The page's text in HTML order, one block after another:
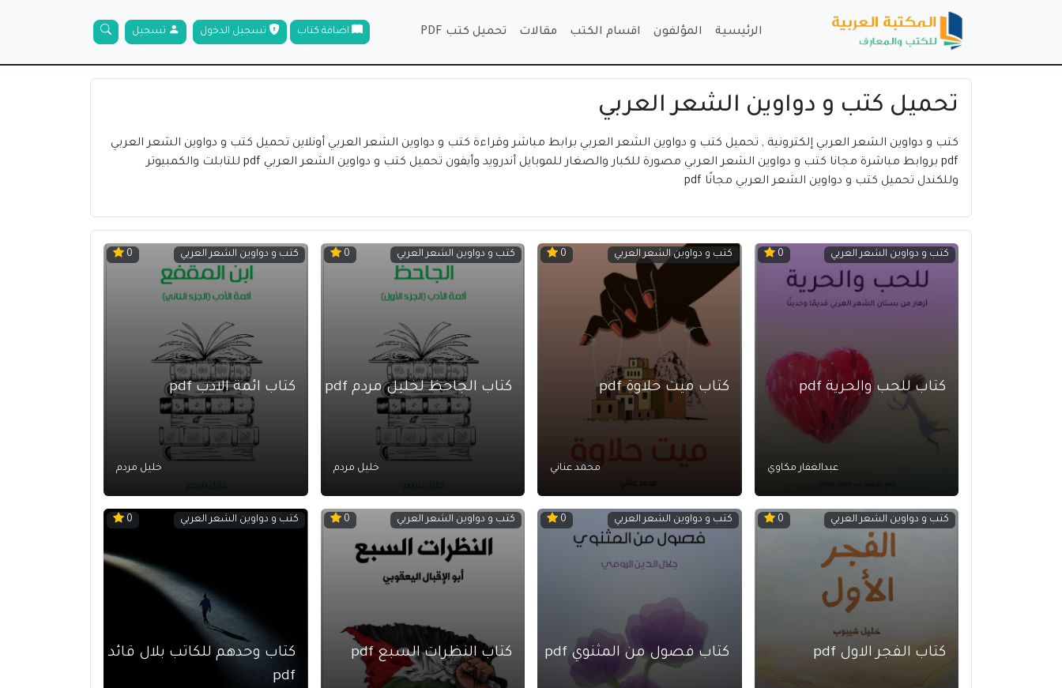
الرئيسية المؤلفون اقسام الكتب مقالات تحميل كتب PDF
تحميل كتب و دواوين الشعر العربي
كتب و دواوين الشعر العربي إلكترونية , تحميل كتب و دواوين الشعر العربي برابط مباشر وقراءة كتب و دواوين الشعر العربي أونلاين تحميل كتب و دواوين الشعر العربي
pdf بروابط مباشرة مجانا كتب و دواوين الشعر العربي مصورة للكبار والصغار للموبايل أندرويد وأيفون تحميل كتب و دواوين الشعر العربي pdf للتابلت والكمبيوتر
وللكندل تحميل كتب و دواوين الشعر العربي مجانًا pdf
كتب و دواوين الشعر العربي 0
كتاب للحب والحرية pdf
عبدالغفار مكاوي
كتب و دواوين الشعر العربي 0
كتاب ميت حلاوة pdf
محمد عناني
كتب و دواوين الشعر العربي 0
كتاب الجاحظ لخليل مردم pdf
خليل مردم
كتب و دواوين الشعر العربي 0
كتاب ائمة الادب pdf
خليل مردم
كتب و دواوين الشعر العربي 0
كتاب الفجر الاول pdf
كتب و دواوين الشعر العربي 0
كتاب فصول من المثنوي pdf
كتب و دواوين الشعر العربي 0
كتاب النظرات السبع pdf
كتب و دواوين الشعر العربي 0
كتاب وحدهم للكاتب بلال قائد
pdf